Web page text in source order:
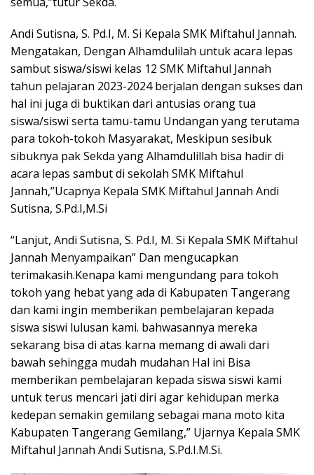
Andi Sutisna, S. Pd.I, M. Si Kepala SMK Miftahul Jannah.
Mengatakan, Dengan Alhamdulilah untuk acara lepas
sambut siswa/siswi kelas 12 SMK Miftahul Jannah
tahun pelajaran 2023-2024 berjalan dengan sukses dan
hal ini juga di buktikan dari antusias orang tua
siswa/siswi serta tamu-tamu Undangan yang terutama
para tokoh-tokoh Masyarakat, Meskipun sesibuk
sibuknya pak Sekda yang Alhamdulillah bisa hadir di
acara lepas sambut di sekolah SMK Miftahul
Jannah,”Ucapnya Kepala SMK Miftahul Jannah Andi
Sutisna, S.Pd.I,M.Si
“Lanjut, Andi Sutisna, S. Pd.I, M. Si Kepala SMK Miftahul
Jannah Menyampaikan” Dan mengucapkan
terimakasih.Kenapa kami mengundang para tokoh
tokoh yang hebat yang ada di Kabupaten Tangerang
dan kami ingin memberikan pembelajaran kepada
siswa siswi lulusan kami. bahwasannya mereka
sekarang bisa di atas karna memang di awali dari
bawah sehingga mudah mudahan Hal ini Bisa
memberikan pembelajaran kepada siswa siswi kami
untuk terus mencari jati diri agar kehidupan merka
kedepan semakin gemilang sebagai mana moto kita
Kabupaten Tangerang Gemilang,” Ujarnya Kepala SMK
Miftahul Jannah Andi Sutisna, S.Pd.I.M.Si.